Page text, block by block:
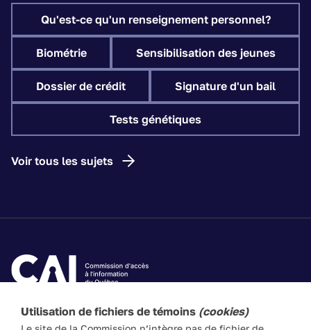
Utilisation de fichiers de témoins (cookies)
Qu'est-ce qu'un renseignement personnel?
Biométrie Sensibilisation des jeunes
Dossier de crédit Signature d'un bail
Tests génétiques
Voir tous les sujets
Les textes de ce site Web visent à vulgariser les lois